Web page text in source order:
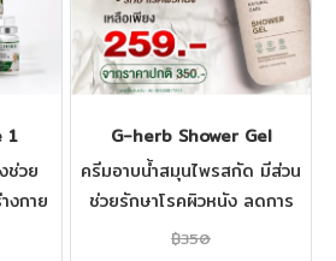
1
ช่วย
งกาย
G-herb Shower Gel
ครีมอาบน้ำสมุนไพรสกัด มีส่วน
ช่วยรักษาโรคผิวหนัง ลดการ
อักเสบของผิว แก้ผดผื่นคัน และ
฿350